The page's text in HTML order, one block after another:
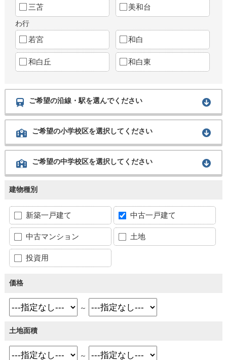
三苫 美和台
わ行
若宮 和白
和白丘 和白東
ご希望の沿線・駅を選んでください
ご希望の小学校区を選択してください
ご希望の中学校区を選択してください
建物種別
新築一戸建て 中古一戸建て
中古マンション 土地
投資用
価格
～
土地面積
～